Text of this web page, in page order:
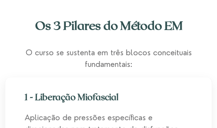
Os 3 Pilares do Método EM
O curso se sustenta em três blocos conceituais
fundamentais:
1 - Liberação Miofascial
Aplicação de pressões específicas e